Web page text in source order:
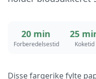
20 min
Forberedelsestid
25
Koketid
Disse fargerike fylte